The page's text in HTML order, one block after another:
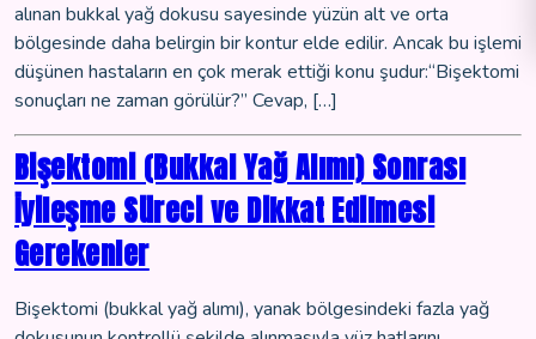
alınan bukkal yağ dokusu sayesinde yüzün alt ve orta
bölgesinde daha belirgin bir kontur elde edilir. Ancak bu işlemi
düşünen hastaların en çok merak ettiği konu şudur:“Bişektomi
sonuçları ne zaman görülür?” Cevap, […]
Bişektomi (Bukkal Yağ Alımı) Sonrası
İyileşme Süreci ve Dikkat Edilmesi
Gerekenler
Bişektomi (bukkal yağ alımı), yanak bölgesindeki fazla yağ